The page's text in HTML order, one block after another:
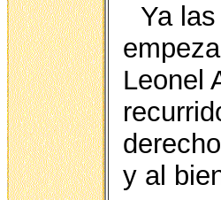
Ya
Leonel
y al